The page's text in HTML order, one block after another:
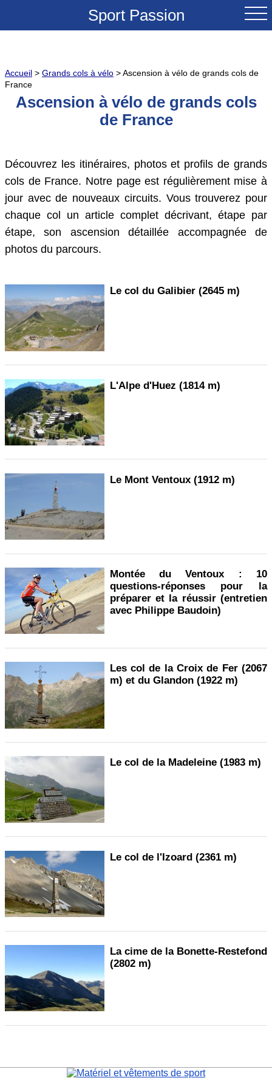
Sport Passion
NOUVEAUTES
TESTS & REVUES
CONSEILS
GRANDS COLS A VELO
SOLDES
Accueil > Grands cols à vélo > Ascension à vélo de grands cols de
France
Ascension à vélo de grands cols
de France
Découvrez les itinéraires, photos et profils de grands
cols de France. Notre page est régulièrement mise à
jour avec de nouveaux circuits. Vous trouverez pour
chaque col un article complet décrivant, étape par
étape, son ascension détaillée accompagnée de
photos du parcours.
Le col du Galibier (2645 m)
L'Alpe d'Huez (1814 m)
Le Mont Ventoux (1912 m)
Montée du Ventoux : 10
questions-réponses pour la
préparer et la réussir (entretien
avec Philippe Baudoin)
Les col de la Croix de Fer (2067
m) et du Glandon (1922 m)
Le col de la Madeleine (1983 m)
Le col de l'Izoard (2361 m)
La cime de la Bonette-Restefond
(2802 m)